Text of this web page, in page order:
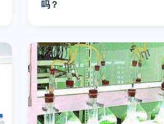
吗？